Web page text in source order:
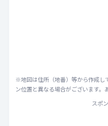
※地図は住所（地番）等から作成し
ン位置と異なる場合がございます。
スポ